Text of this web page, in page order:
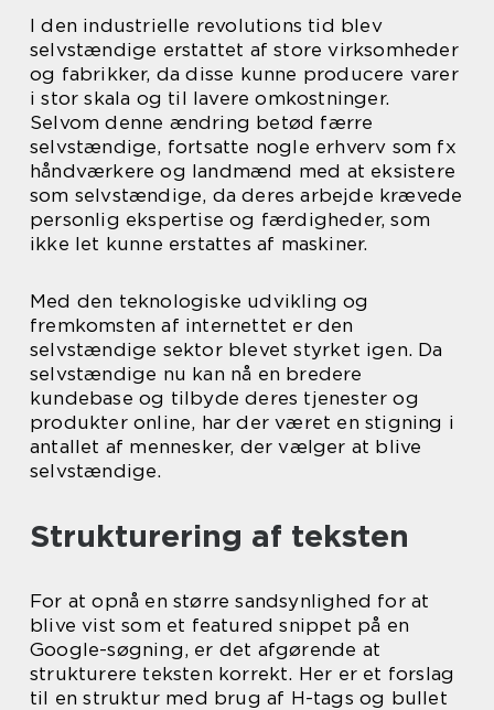
I den industrielle revolutions tid blev
selvstændige erstattet af store virksomheder
og fabrikker, da disse kunne producere varer
i stor skala og til lavere omkostninger.
Selvom denne ændring betød færre
selvstændige, fortsatte nogle erhverv som fx
håndværkere og landmænd med at eksistere
som selvstændige, da deres arbejde krævede
personlig ekspertise og færdigheder, som
ikke let kunne erstattes af maskiner.
Med den teknologiske udvikling og
fremkomsten af internettet er den
selvstændige sektor blevet styrket igen. Da
selvstændige nu kan nå en bredere
kundebase og tilbyde deres tjenester og
produkter online, har der været en stigning i
antallet af mennesker, der vælger at blive
selvstændige.
Strukturering af teksten
For at opnå en større sandsynlighed for at
blive vist som et featured snippet på en
Google-søgning, er det afgørende at
strukturere teksten korrekt. Her er et forslag
til en struktur med brug af H-tags og bullet